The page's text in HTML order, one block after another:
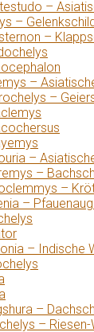
–
–
–
–
–
–
–
–
–
– Indische
–
–